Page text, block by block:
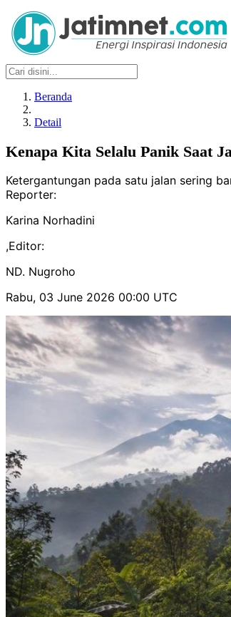
Beranda
Detail
Kenapa Kita Selalu Panik Saat
Ketergantungan pada satu jalan sering
Reporter:
Karina Norhadini
,Editor:
ND. Nugroho
Rabu, 03 June 2026 00:00 UTC